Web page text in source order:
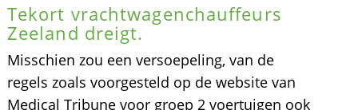
Tekort vrachtwagenchauffeurs
Zeeland dreigt.
Misschien zou een versoepeling, van de
regels zoals voorgesteld op de website van
Medical Tribune voor groep 2 voertuigen ook